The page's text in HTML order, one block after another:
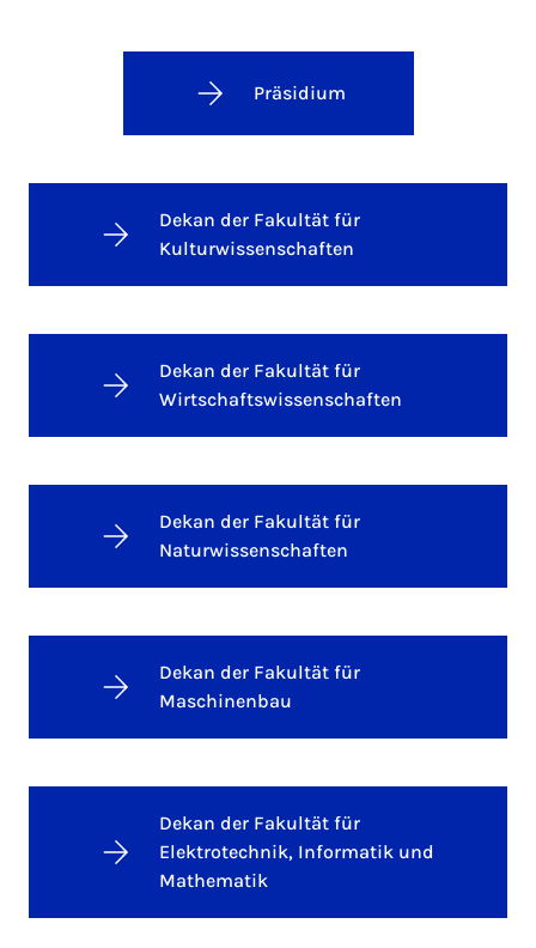
Präsidium
Dekan der Fakultät für
Kulturwissenschaften
Dekan der Fakultät für
Wirtschaftswissenschaften
Dekan der Fakultät für
Naturwissenschaften
Dekan der Fakultät für
Maschinenbau
Dekan der Fakultät für
Elektrotechnik, Informatik und
Mathematik